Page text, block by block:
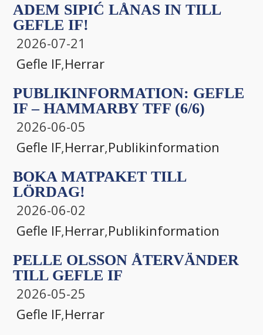
ADEM SIPIĆ LÅNAS IN TILL
GEFLE IF!
2026-07-21
Gefle IF,Herrar
PUBLIKINFORMATION: GEFLE
IF – HAMMARBY TFF (6/6)
2026-06-05
Gefle IF,Herrar,Publikinformation
BOKA MATPAKET TILL
LÖRDAG!
2026-06-02
Gefle IF,Herrar,Publikinformation
PELLE OLSSON ÅTERVÄNDER
TILL GEFLE IF
2026-05-25
Gefle IF,Herrar